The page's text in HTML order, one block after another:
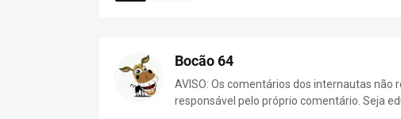
Bocão 64
AVISO: Os comentários dos internautas
responsável pelo próprio comentário. Seja